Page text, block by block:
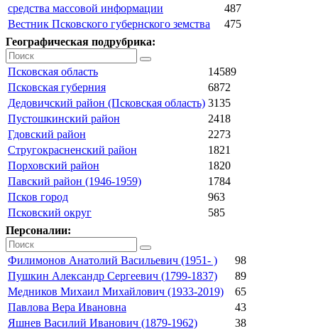
средства массовой информации
487
Вестник Псковского губернского земства
475
Географическая подрубрика:
Псковская область
14589
Псковская губерния
6872
Дедовичский район (Псковская область) 3135
Пустошкинский район
2418
Гдовский район
2273
Стругокрасненский район
1821
Порховский район
1820
Павский район (1946-1959)
1784
Псков город
963
Псковский округ
585
Персоналии:
Филимонов Анатолий Васильевич (1951- )
98
Пушкин Александр Сергеевич (1799-1837)
89
Медников Михаил Михайлович (1933-2019)
65
Павлова Вера Ивановна
43
Яшнев Василий Иванович (1879-1962)
38